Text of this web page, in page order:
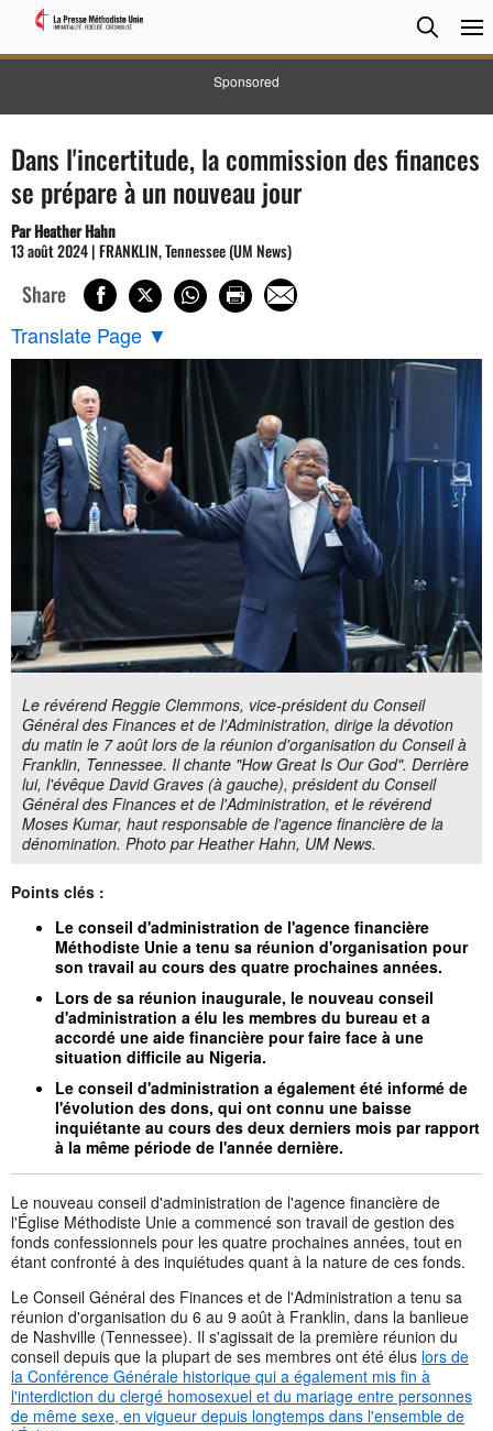
Sponsored
Search
Dans l'incertitude, la commission des finances
se prépare à un nouveau jour
Par Heather Hahn
13 août 2024 | FRANKLIN, Tennessee (UM News)
Share
Translate Page ▼
Le révérend Reggie Clemmons, vice-président du Conseil
Général des Finances et de l'Administration, dirige la dévotion
du matin le 7 août lors de la réunion d'organisation du Conseil à
Franklin, Tennessee. Il chante "How Great Is Our God". Derrière
lui, l'évêque David Graves (à gauche), président du Conseil
Général des Finances et de l'Administration, et le révérend
Moses Kumar, haut responsable de l'agence financière de la
dénomination. Photo par Heather Hahn, UM News.
Points clés :
Le conseil d'administration de l'agence financière
Méthodiste Unie a tenu sa réunion d'organisation pour
son travail au cours des quatre prochaines années.
Lors de sa réunion inaugurale, le nouveau conseil
d'administration a élu les membres du bureau et a
accordé une aide financière pour faire face à une
situation difficile au Nigeria.
Le conseil d'administration a également été informé de
l'évolution des dons, qui ont connu une baisse
inquiétante au cours des deux derniers mois par rapport
à la même période de l'année dernière.
Le nouveau conseil d'administration de l'agence financière de
l'Église Méthodiste Unie a commencé son travail de gestion des
fonds confessionnels pour les quatre prochaines années, tout en
étant confronté à des inquiétudes quant à la nature de ces fonds.
Le Conseil Général des Finances et de l'Administration a tenu sa
réunion d'organisation du 6 au 9 août à Franklin, dans la banlieue
de Nashville (Tennessee). Il s'agissait de la première réunion du
conseil depuis que la plupart de ses membres ont été élus lors de
la Conférence Générale historique qui a également mis fin à
l'interdiction du clergé homosexuel et du mariage entre personnes
de même sexe, en vigueur depuis longtemps dans l'ensemble de